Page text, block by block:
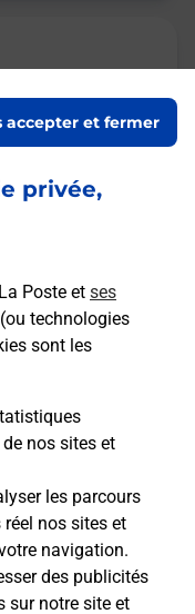
privée,
Poste et ses
technologies
sont les
nos sites et
les parcours
nos sites et
navigation.
des publicités
sur notre site et
accepter et fermer